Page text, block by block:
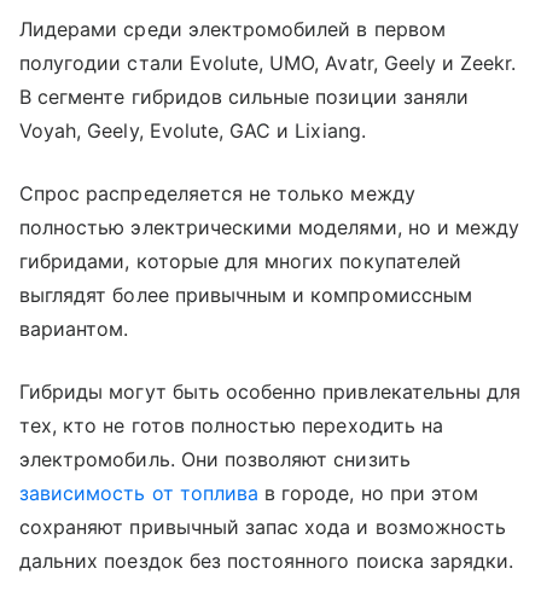
Лидерами среди электромобилей в первом
полугодии стали Evolute, UMO, Avatr, Geely и Zeekr.
В сегменте гибридов сильные позиции заняли
Voyah, Geely, Evolute, GAC и Lixiang.
Спрос распределяется не только между
полностью электрическими моделями, но и между
гибридами, которые для многих покупателей
выглядят более привычным и компромиссным
вариантом.
Гибриды могут быть особенно привлекательны для
тех, кто не готов полностью переходить на
электромобиль. Они позволяют снизить
зависимость от топлива в городе, но при этом
сохраняют привычный запас хода и возможность
дальних поездок без постоянного поиска зарядки.